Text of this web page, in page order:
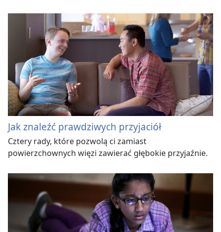
Jak znaleźć prawdziwych przyjaciół
Cztery rady, które pozwolą ci zamiast
powierzchownych więzi zawierać głębokie przyjaźnie.